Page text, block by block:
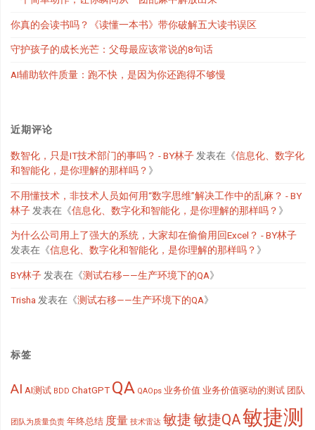
你真的会读书吗？《读懂一本书》带你破解五大读书误区
守护孩子的成长光芒：父母最应该常说的8句话
AI辅助软件质量：跑不快，是因为你还跑得不够慢
近期评论
数智化，只是IT技术部门的事吗？ - BY林子发表在《信息化、数字化
和智能化，是你理解的那样吗？ 》
不用懂技术，非技术人员如何用“数字思维”解决工作中的乱麻？ - BY
林子发表在《信息化、数字化和智能化，是你理解的那样吗？ 》
为什么公司用上了强大的系统，大家却在偷偷用回Excel？ - BY林子
发表在《信息化、数字化和智能化，是你理解的那样吗？ 》
BY林子发表在《测试右移——生产环境下的QA》
Trisha发表在《测试右移——生产环境下的QA》
标签
AI AI测试 BDD ChatGPT QA QAOps 业务价值 业务价值驱动的测试 团队
团队为质量负责 年终总结 度量 技术雷达 敏捷敏捷QA敏捷测